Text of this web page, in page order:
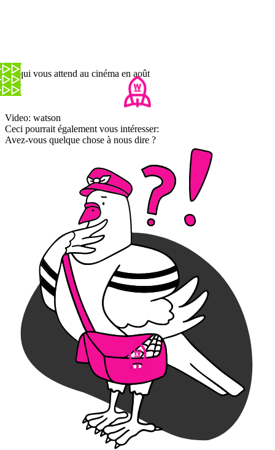
Ce qui vous attend au cinéma en août
Video: watson
Ceci pourrait également vous intéresser:
Avez-vous quelque chose à nous dire ?